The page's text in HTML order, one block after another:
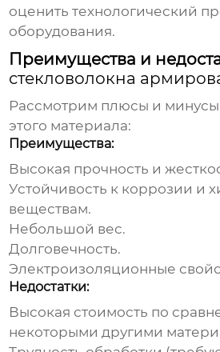
оценить технологический
оборудования.
Преимущества и
стекловолокна
Рассмотрим плюсы и минусы
этого материала:
Преимущества:
Высокая прочность и
Устойчивость к коррозии и
веществам.
Небольшой вес.
Долговечность.
Электроизоляционные
Недостатки:
Высокая стоимость по
некоторыми другими